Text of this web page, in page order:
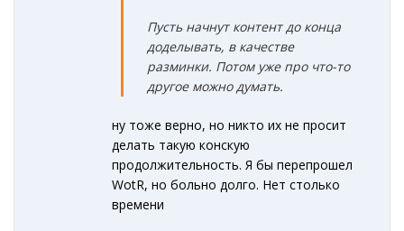
Пусть начнут контент до конца
доделывать, в качестве
разминки. Потом уже про что-то
другое можно думать.
ну тоже верно, но никто их не просит
делать такую конскую
продолжительность. Я бы перепрошел
WotR, но больно долго. Нет столько
времени